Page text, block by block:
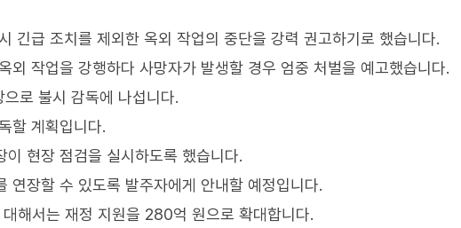
긴급 조치를 제외한 옥외 작업의 중단을 강력 권고하기로 했습니다.
외 작업을 강행하다 사망자가 발생할 경우 엄중 처벌을 예고했습니다.
로 불시 감독에 나섭니다.
할 계획입니다.
현장 점검을 실시하도록 했습니다.
연장할 수 있도록 발주자에게 안내할 예정입니다.
해서는 재정 지원을 280억 원으로 확대합니다.